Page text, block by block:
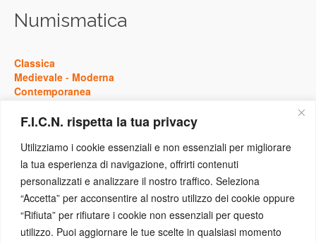
F.I.C.N. rispetta la tua privacy
Utilizziamo i cookie essenziali e non essenziali per migliorare
la tua esperienza di navigazione, offrirti contenuti
personalizzati e analizzare il nostro traffico. Seleziona
“Accetta” per acconsentire al nostro utilizzo dei cookie oppure
“Rifiuta” per rifiutare i cookie non essenziali per questo
utilizzo. Puoi aggiornare le tue scelte in qualsiasi momento
Numismatica
Classica
Medievale - Moderna
Contemporanea
Storia
Antica
Medievale
Contemporanea